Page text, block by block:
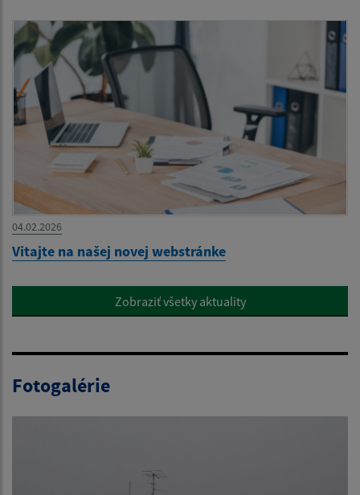
04.02.2026
Vitajte na našej novej webstránke
Zobraziť všetky aktuality
Fotogalérie